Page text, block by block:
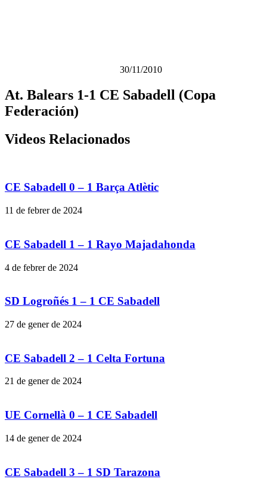
30/11/2010
At. Balears 1-1 CE Sabadell (Copa
Federación)
Videos Relacionados
CE Sabadell 0 – 1 Barça Atlètic
11 de febrer de 2024
CE Sabadell 1 – 1 Rayo Majadahonda
4 de febrer de 2024
SD Logroñés 1 – 1 CE Sabadell
27 de gener de 2024
CE Sabadell 2 – 1 Celta Fortuna
21 de gener de 2024
UE Cornellà 0 – 1 CE Sabadell
14 de gener de 2024
CE Sabadell 3 – 1 SD Tarazona